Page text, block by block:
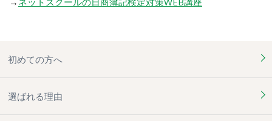
初めての方へ
選ばれる理由